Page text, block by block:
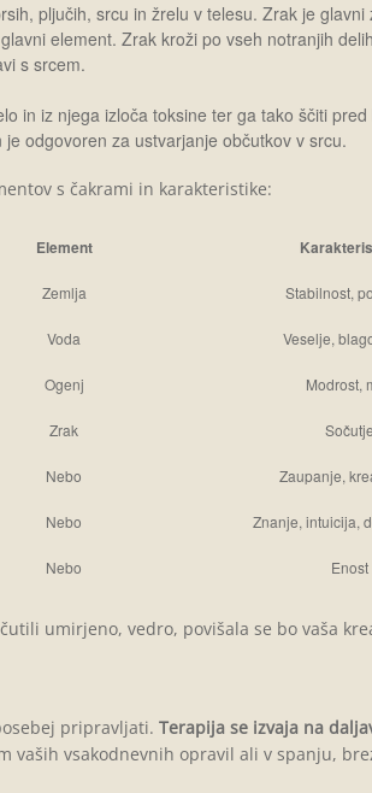
pljučih, srcu in žrelu v telesu. Zrak je
element. Zrak kroži po vseh notranjih
s srcem.
in iz njega izloča toksine ter ga tako ščiti
odgovoren za ustvarjanje občutkov v srcu.
s čakrami in karakteristike:
Element
Zemlja Stabilnost,
Voda Veselje,
Ogenj Modrost,
Zrak Sočutje
Nebo Zaupanje,
Nebo Znanje, intuicija,
Nebo Enost
umirjeno, vedro, povišala se bo vaša
pripravljati. Terapijase izvaja na
vaših vsakodnevnih opravil ali v spanju,